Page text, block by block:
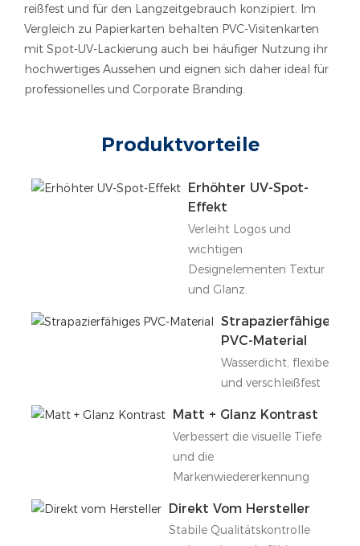
reißfest und für den Langzeitgebrauch konzipiert. Im
Vergleich zu Papierkarten behalten PVC-Visitenkarten
mit Spot-UV-Lackierung auch bei häufiger Nutzung ihr
hochwertiges Aussehen und eignen sich daher ideal für
professionelles und Corporate Branding.
Produktvorteile
Erhöhter UV-Spot-
Effekt
Verleiht Logos und
wichtigen
Designelementen Textur
und Glanz.
Strapazierfähiges
PVC-Material
Wasserdicht, flexibel
und verschleißfest
Matt + Glanz Kontrast
Verbessert die visuelle Tiefe
und die
Markenwiedererkennung
Direkt Vom Hersteller
Stabile Qualitätskontrolle